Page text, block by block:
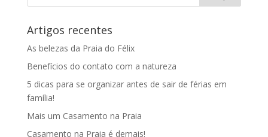
Artigos recentes
As belezas da Praia do Félix
Benefícios do contato com a natureza
5 dicas para se organizar antes de sair de férias em
família!
Mais um Casamento na Praia
Casamento na Praia é demais!